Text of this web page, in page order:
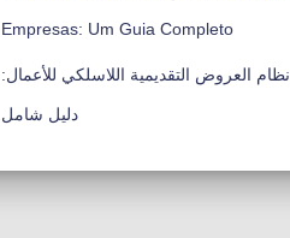
Empresas: Um Guia Completo
نظام العروض التقديمية اللاسلكي للأعمال:
دليل شامل